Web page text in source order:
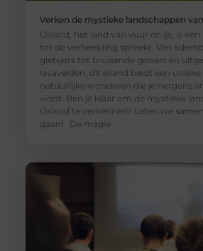
Verken de mystieke landschappen
IJsland, het land van vuur en ijs, is
tot de verbeelding spreekt. Van
gletsjers tot bruisende geisers en
lavavelden, dit eiland biedt een unieke
natuurlijke wonderen die je nergens
vindt. Ben je klaar om de mystieke
IJsland te verkennen? Laten we
gaan! De magie